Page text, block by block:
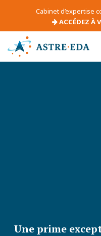
Cabinet d’expertise
ACCÉDEZ À
Une prime